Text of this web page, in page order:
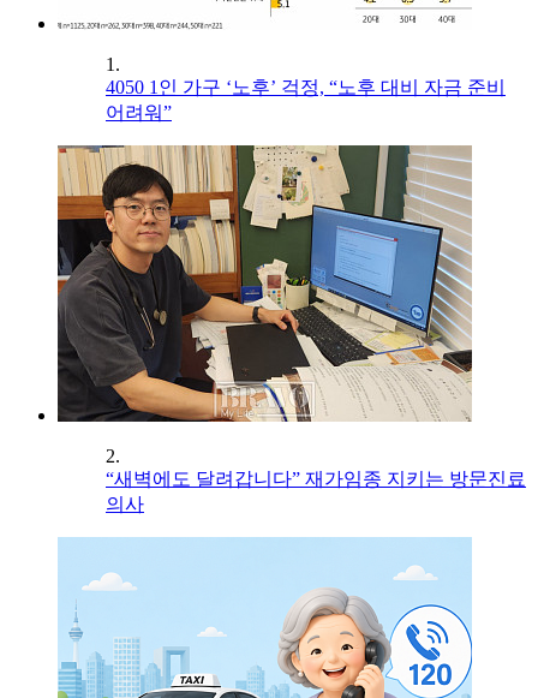
1.
4050 1인 가구 ‘노후’ 걱정, “노후 대비 자금 준비
어려워”
2.
“새벽에도 달려갑니다” 재가임종 지키는 방문진료
의사